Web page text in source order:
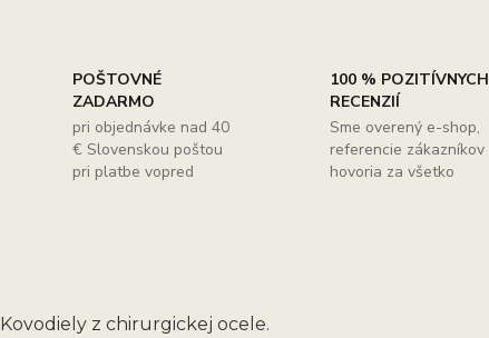
POŠTOVNÉ
ZADARMO
pri objednávke nad 40
€ Slovenskou poštou
pri platbe vopred
100 % POZITÍVNYCH
RECENZIÍ
Sme overený e-shop,
referencie zákazníkov
hovoria za všetko
Kovodiely z chirurgickej ocele.